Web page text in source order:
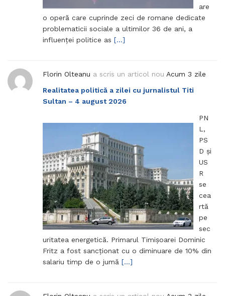
are
o operă care cuprinde zeci de romane dedicate
problematicii sociale a ultimilor 36 de ani, a
influenței politice as […]
Florin Olteanu a scris un articol nou Acum 3 zile
Realitatea politică a zilei cu jurnalistul Titi
Sultan – 4 august 2026
PN
L,
PS
D și
US
R
se
cea
rtă
pe
sec
uritatea energetică. Primarul Timișoarei Dominic
Fritz a fost sancționat cu o diminuare de 10% din
salariu timp de o jumă […]